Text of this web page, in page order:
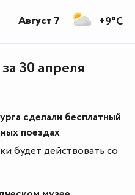
30 апреля
сделали бесплатный
поездах
будет действовать со
+9°C
Август 7